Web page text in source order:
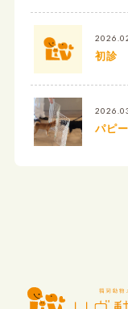
初診
パピ